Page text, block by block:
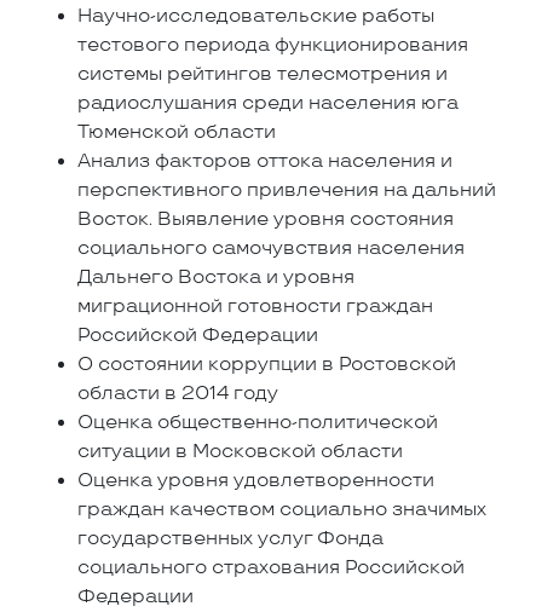
Научно-исследовательские работы
тестового периода функционирования
системы рейтингов телесмотрения и
радиослушания среди населения юга
Тюменской области
Анализ факторов оттока населения и
перспективного привлечения на дальний
Восток. Выявление уровня состояния
социального самочувствия населения
Дальнего Востока и уровня
миграционной готовности граждан
Российской Федерации
О состоянии коррупции в Ростовской
области в 2014 году
Оценка общественно-политической
ситуации в Московской области
Оценка уровня удовлетворенности
граждан качеством социально значимых
государственных услуг Фонда
социального страхования Российской
Федерации